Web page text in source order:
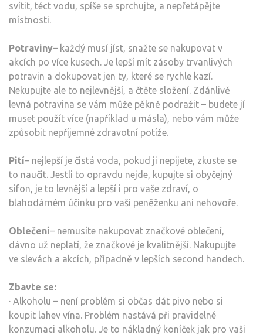
svítit, téct vodu, spíše se sprchujte, a nepřetápějte
místnosti.
Potraviny– každý musí jíst, snažte se nakupovat v
akcích po více kusech. Je lepší mít zásoby trvanlivých
potravin a dokupovat jen ty, které se rychle kazí.
Nekupujte ale to nejlevnější, a čtěte složení. Zdánlivě
levná potravina se vám může pěkně podražit – budete jí
muset použít více (například u másla), nebo vám může
způsobit nepříjemné zdravotní potíže.
Pití– nejlepší je čistá voda, pokud ji nepijete, zkuste se
to naučit. Jestli to opravdu nejde, kupujte si obyčejný
sifon, je to levnější a lepší i pro vaše zdraví, o
blahodárném účinku pro vaši peněženku ani nehovoře.
Oblečení– nemusíte nakupovat značkové oblečení,
dávno už neplatí, že značkové je kvalitnější. Nakupujte
ve slevách a akcích, případně v lepších second handech.
Zbavte se:
· Alkoholu – není problém si občas dát pivo nebo si
koupit lahev vína. Problém nastává při pravidelné
konzumaci alkoholu. Je to nákladný koníček jak pro vaši